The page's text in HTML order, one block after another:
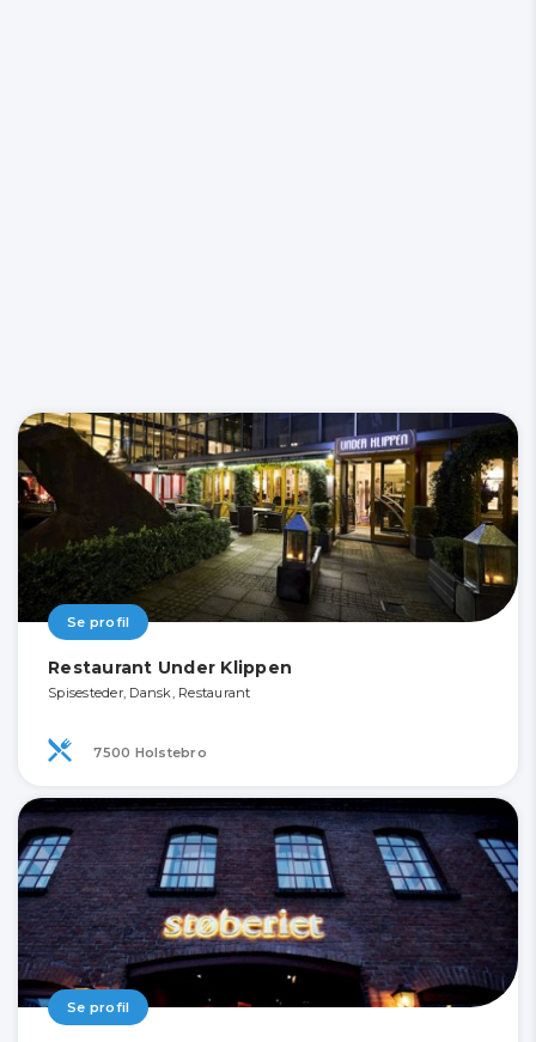
Se profil
Restaurant Under Klippen
Spisesteder, Dansk, Restaurant
7500 Holstebro
Se profil